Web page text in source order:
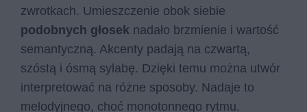
zwrotkach. Umieszczenie obok siebie
podobnych głosek nadało brzmienie i wartość
semantyczną. Akcenty padają na czwartą,
szóstą i ósmą sylabę. Dzięki temu można utwór
interpretować na różne sposoby. Nadaje to
melodyjnego, choć monotonnego rytmu.